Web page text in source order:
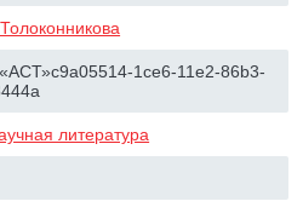
«АСТ»c9a05514-1ce6-11e2-86b3-
литература